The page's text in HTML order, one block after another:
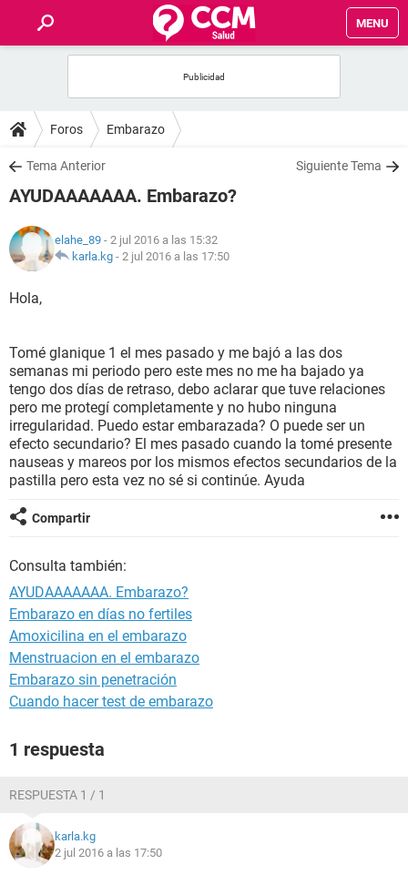
MENU
FOROS
SALUD
NUTRICIÓN
BIENESTAR
SEXUALIDAD
GLOSARIO
Foros Embarazo
Tema Anterior Siguiente Tema
AYUDAAAAAAA. Embarazo?
elahe_89 - 2 jul 2016 a las 15:32
karla.kg - 2 jul 2016 a las 17:50
Hola,
Tomé glanique 1 el mes pasado y me bajó a las dos
semanas mi periodo pero este mes no me ha bajado ya
tengo dos días de retraso, debo aclarar que tuve relaciones
pero me protegí completamente y no hubo ninguna
irregularidad. Puedo estar embarazada? O puede ser un
efecto secundario? El mes pasado cuando la tomé presente
nauseas y mareos por los mismos efectos secundarios de la
pastilla pero esta vez no sé si continúe. Ayuda
Compartir
Consulta también:
AYUDAAAAAAA. Embarazo?
Embarazo en días no fertiles
Amoxicilina en el embarazo
Menstruacion en el embarazo
Embarazo sin penetración
Cuando hacer test de embarazo
1 respuesta
RESPUESTA 1 / 1
karla.kg
2 jul 2016 a las 17:50